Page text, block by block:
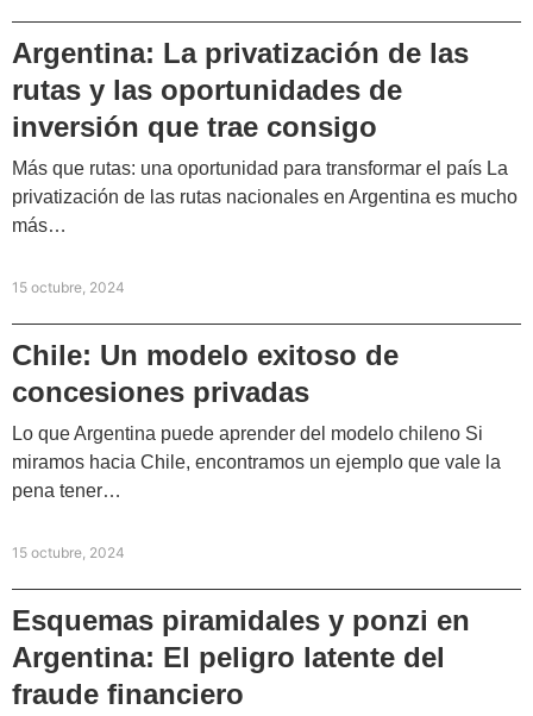
Argentina: La privatización de las
rutas y las oportunidades de
inversión que trae consigo
Más que rutas: una oportunidad para transformar el país La
privatización de las rutas nacionales en Argentina es mucho
más…
15 octubre, 2024
Chile: Un modelo exitoso de
concesiones privadas
Lo que Argentina puede aprender del modelo chileno Si
miramos hacia Chile, encontramos un ejemplo que vale la
pena tener…
15 octubre, 2024
Esquemas piramidales y ponzi en
Argentina: El peligro latente del
fraude financiero